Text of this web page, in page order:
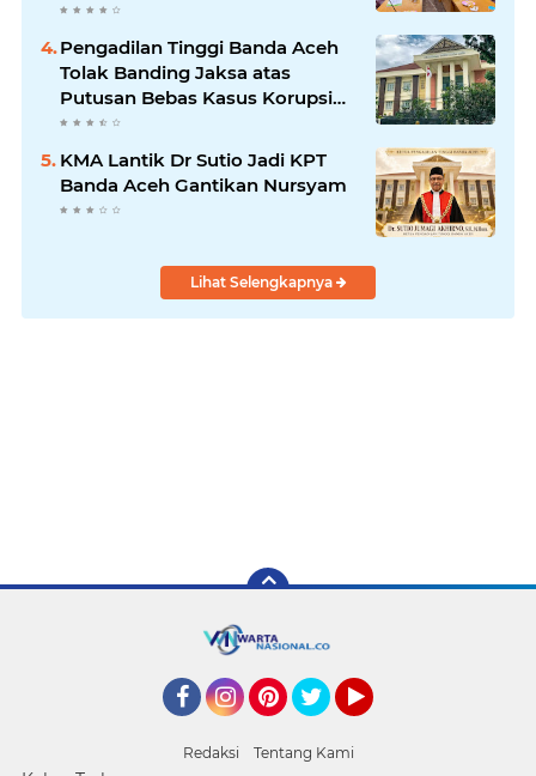
Pengadilan Tinggi Banda Aceh
Tolak Banding Jaksa atas
Putusan Bebas Kasus Korupsi
Wastafel
KMA Lantik Dr Sutio Jadi KPT
Banda Aceh Gantikan Nursyam
Lihat Selengkapnya
Redaksi Tentang Kami